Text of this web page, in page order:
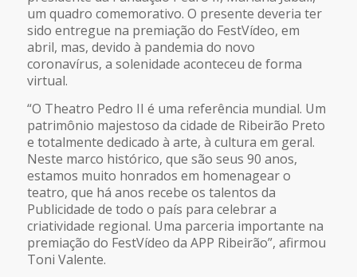
um quadro comemorativo. O presente deveria ter
sido entregue na premiação do FestVídeo, em
abril, mas, devido à pandemia do novo
coronavírus, a solenidade aconteceu de forma
virtual.
“O Theatro Pedro II é uma referência mundial. Um
patrimônio majestoso da cidade de Ribeirão Preto
e totalmente dedicado à arte, à cultura em geral.
Neste marco histórico, que são seus 90 anos,
estamos muito honrados em homenagear o
teatro, que há anos recebe os talentos da
Publicidade de todo o país para celebrar a
criatividade regional. Uma parceria importante na
premiação do FestVídeo da APP Ribeirão”, afirmou
Toni Valente.